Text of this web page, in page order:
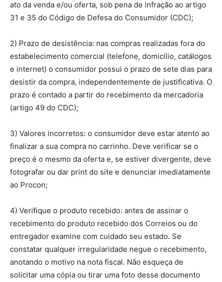
ato da venda e/ou oferta, sob pena de infração ao artigo
31 e 35 do Código de Defesa do Consumidor (CDC);
2) Prazo de desistência: nas compras realizadas fora do
estabelecimento comercial (telefone, domicílio, catálogos
e internet) o consumidor possui o prazo de sete dias para
desistir da compra, independentemente de justificativa. O
prazo é contado a partir do recebimento da mercadoria
(artigo 49 do CDC);
3) Valores incorretos: o consumidor deve estar atento ao
finalizar a sua compra no carrinho. Deve verificar se o
preço é o mesmo da oferta e, se estiver divergente, deve
fotografar ou dar print do site e denunciar imediatamente
ao Procon;
4) Verifique o produto recebido: antes de assinar o
recebimento do produto recebido dos Correios ou do
entregador examine com cuidado seu estado. Se
constatar qualquer irregularidade negue o recebimento,
anotando o motivo na nota fiscal. Não esqueça de
solicitar uma cópia ou tirar uma foto desse documento